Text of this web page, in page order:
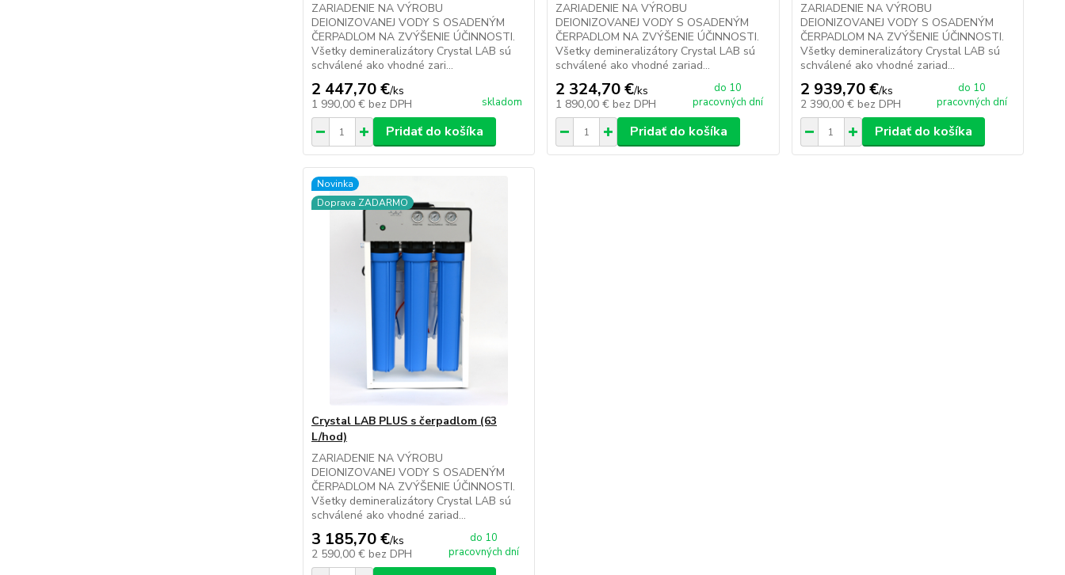
ZARIADENIE NA VÝROBU
DEIONIZOVANEJ VODY S OSADENÝM
ČERPADLOM NA ZVÝŠENIE ÚČINNOSTI.
Všetky demineralizátory Crystal LAB sú
schválené ako vhodné zari...
2 447,70 €/ks
1 990,00 € bez DPH skladom
Pridať do košíka
ZARIADENIE NA VÝROBU
DEIONIZOVANEJ VODY S OSADENÝM
ČERPADLOM NA ZVÝŠENIE ÚČINNOSTI.
Všetky demineralizátory Crystal LAB sú
schválené ako vhodné zariad...
2 324,70 €/ks
1 890,00 € bez DPH
do 10
pracovných dní
Pridať do košíka
ZARIADENIE NA VÝROBU
DEIONIZOVANEJ VODY S OSADENÝM
ČERPADLOM NA ZVÝŠENIE ÚČINNOSTI.
Všetky demineralizátory Crystal LAB sú
schválené ako vhodné zariad...
2 939,70 €/ks
2 390,00 € bez DPH
do 10
pracovných dní
Pridať do košíka
Novinka
Doprava ZADARMO
Crystal LAB PLUS s čerpadlom (63
L/hod)
ZARIADENIE NA VÝROBU
DEIONIZOVANEJ VODY S OSADENÝM
ČERPADLOM NA ZVÝŠENIE ÚČINNOSTI.
Všetky demineralizátory Crystal LAB sú
schválené ako vhodné zariad...
3 185,70 €/ks
2 590,00 € bez DPH
do 10
pracovných dní